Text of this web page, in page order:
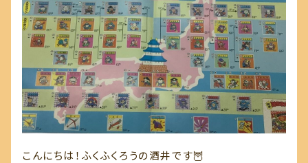
こんにちは！ふくふくろうの酒井です🦉